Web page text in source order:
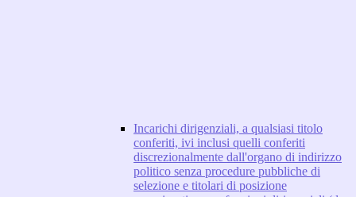
Incarichi dirigenziali, a qualsiasi titolo
conferiti, ivi inclusi quelli conferiti
discrezionalmente dall'organo di indirizzo
politico senza procedure pubbliche di
selezione e titolari di posizione